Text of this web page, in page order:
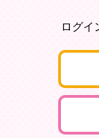
ログイ